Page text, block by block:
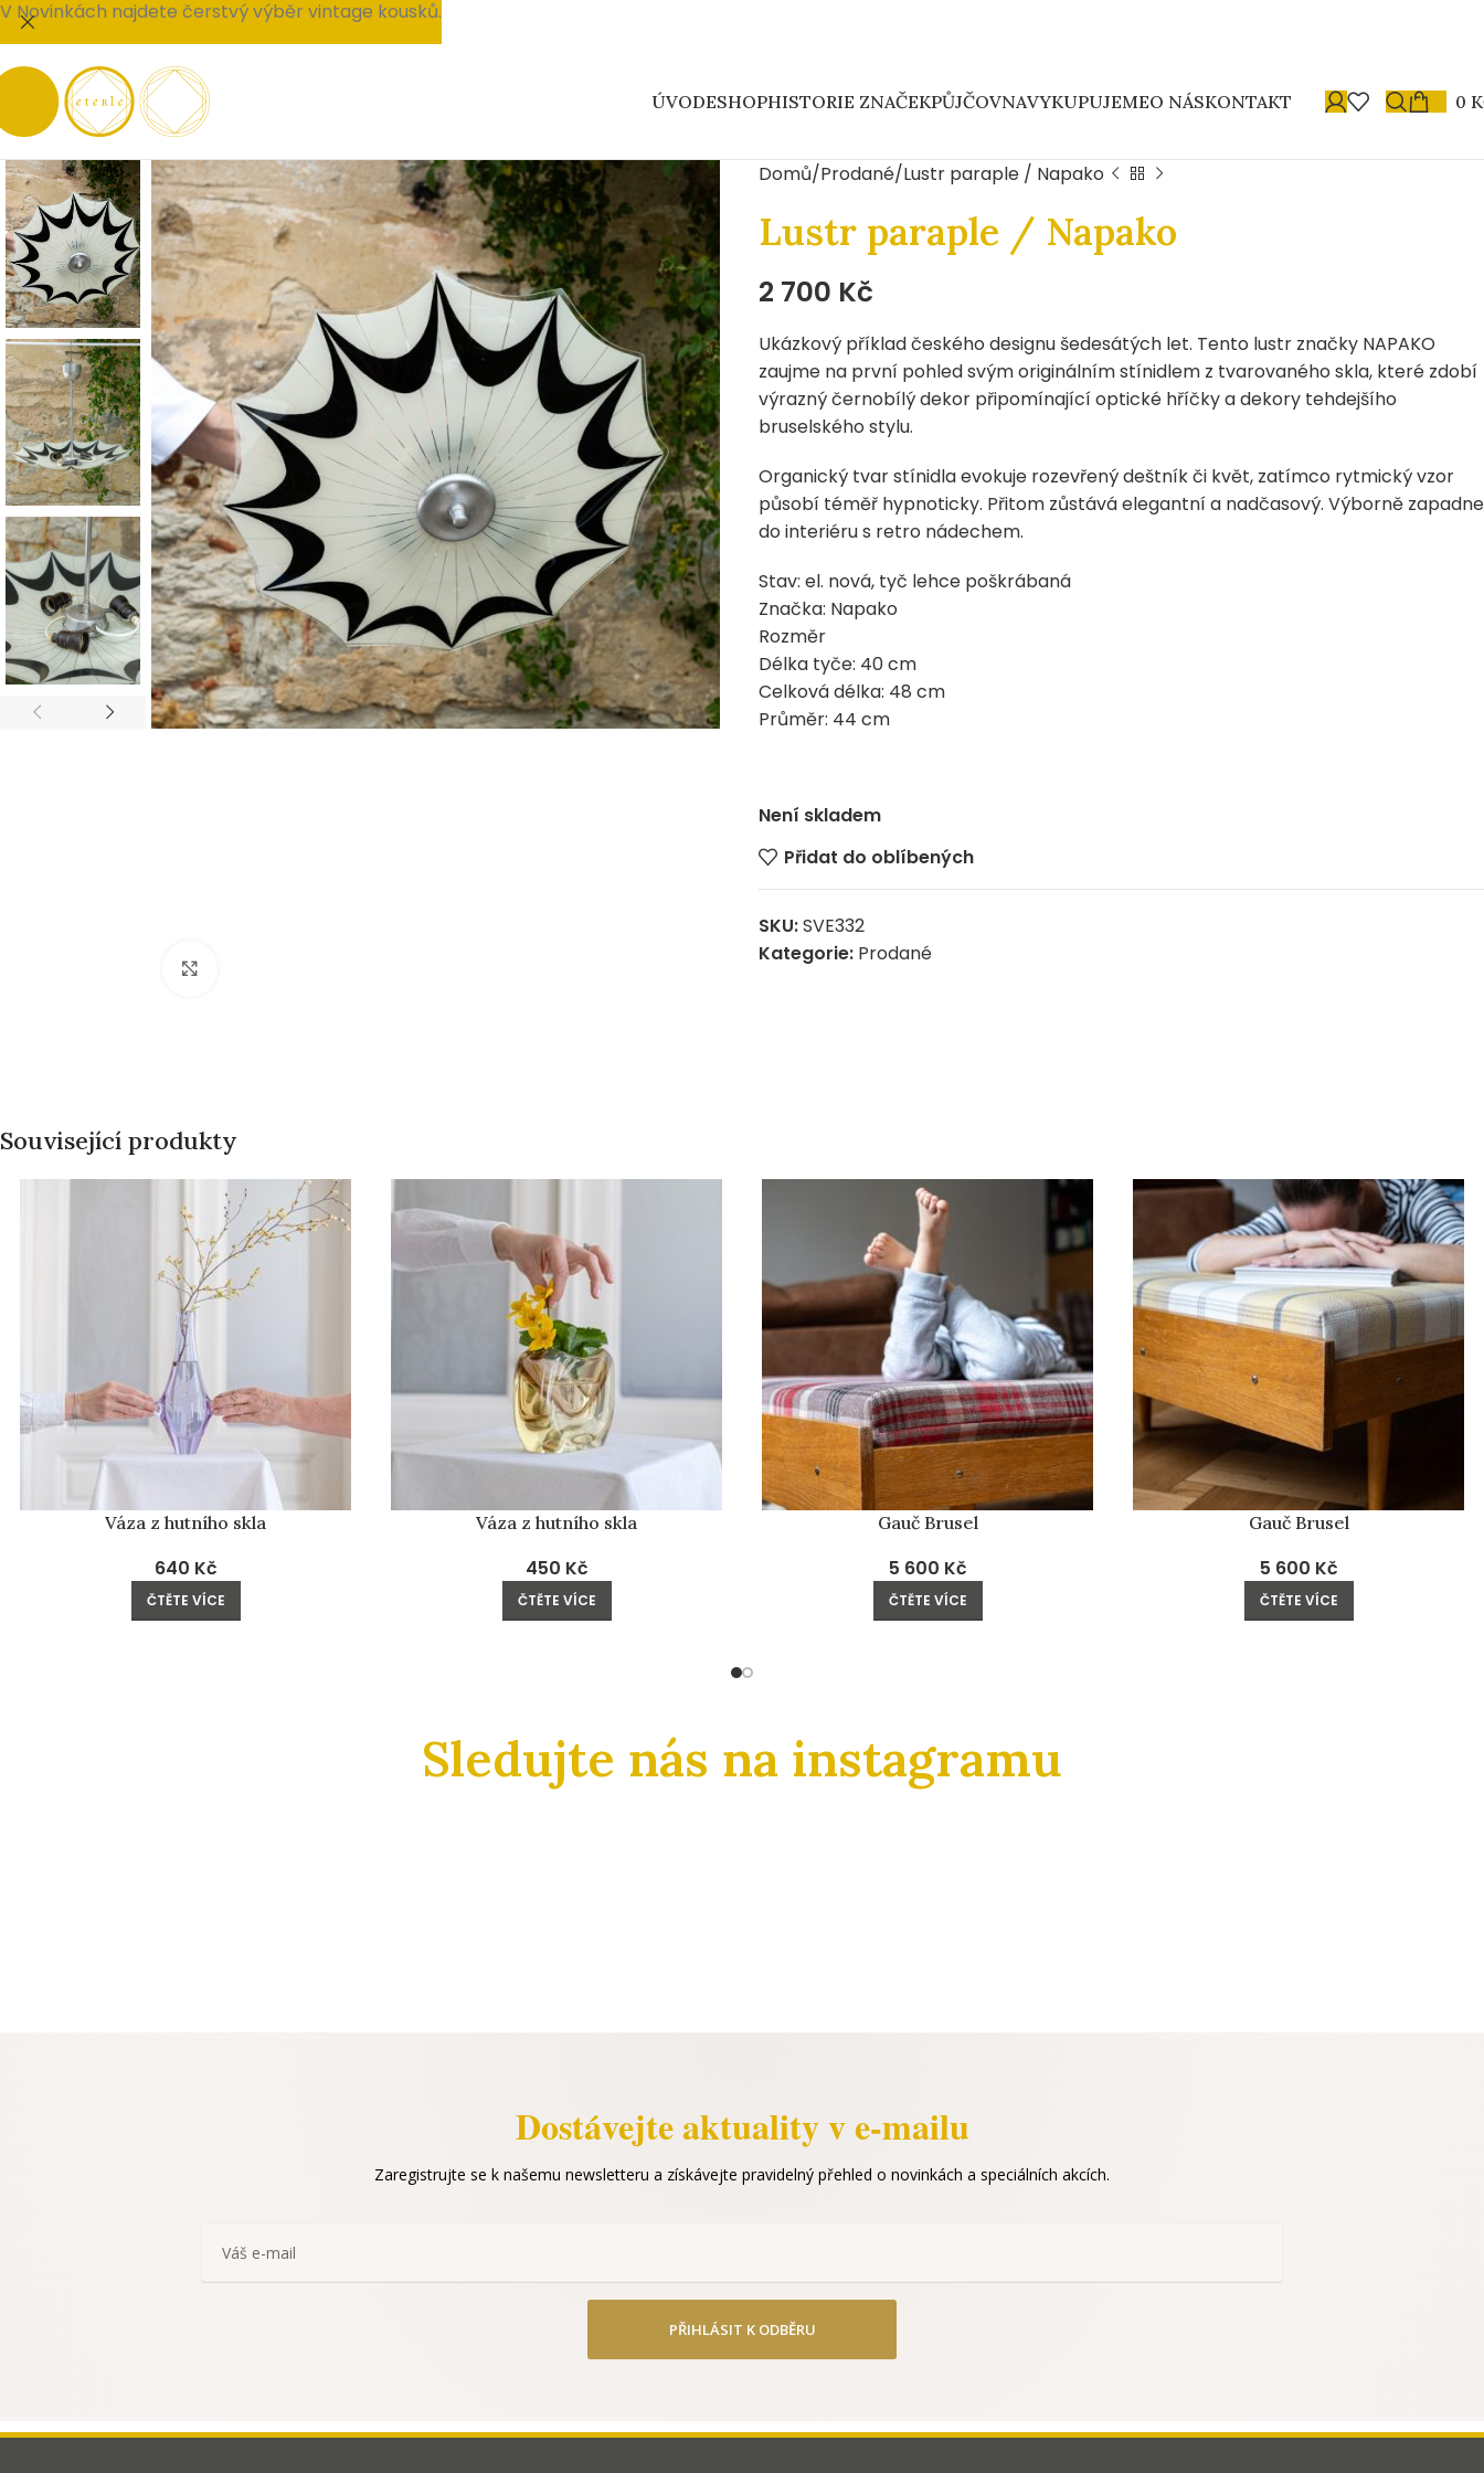
ÚVODESHOPHISTORIE ZNAČEKPŮJČOVNAVYKUPUJEMEO NÁSKONTAKT 0
PRODÁNO
Domů Prodané Lustr paraple / Napako
Lustr paraple / Napako
2 700 Kč
Ukázkový příklad českého designu šedesátých let. Tento lustr značky NAPAKO
zaujme na první pohled svým originálním stínidlem z tvarovaného skla, které zdobí
výrazný černobílý dekor připomínající optické hříčky a dekory tehdejšího
bruselského stylu.
Organický tvar stínidla evokuje rozevřený deštník či květ, zatímco rytmický vzor
působí téměř hypnoticky. Přitom zůstává elegantní a nadčasový. Výborně zapadne
do interiéru s retro nádechem.
Stav: el. nová, tyč lehce poškrábaná
Značka: Napako
Rozměr
Délka tyče: 40 cm
Celková délka: 48 cm
Průměr: 44 cm
Není skladem
Přidat do oblíbených
SKU:SVE332
Kategorie: Prodané
Související produkty
Váza z hutního skla
640 Kč
ČTĚTE VÍCE
Váza z hutního skla
450 Kč
ČTĚTE VÍCE
Gauč Brusel
5 600 Kč
ČTĚTE VÍCE
PRODÁNO
Gauč Brusel
5 600 Kč
ČTĚTE VÍCE
Sledujte nás na instagramu
Dostávejte aktuality v e-mailu
Zaregistrujte se k našemu newsletteru a získávejte pravidelný přehled o novinkách a speciálních akcích.
PŘIHLÁSIT K ODBĚRU
V Novinkách najdete čerstvý výběr vintage kousků.